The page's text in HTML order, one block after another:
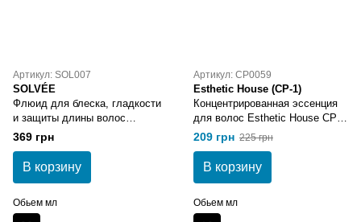
Артикул: SOL007
SOLVÉE
Флюид для блеска, гладкости
и защиты длины волос
SOLVEE Lueur Fluid
369 грн
В корзину
Обьем мл
Артикул: CP0059
Esthetic House (CP-1)
Концентрированная эссенция
для волос Esthetic House CP-1
Keratin Concentrate Ampoule
209 грн 225 грн
В корзину
Обьем мл